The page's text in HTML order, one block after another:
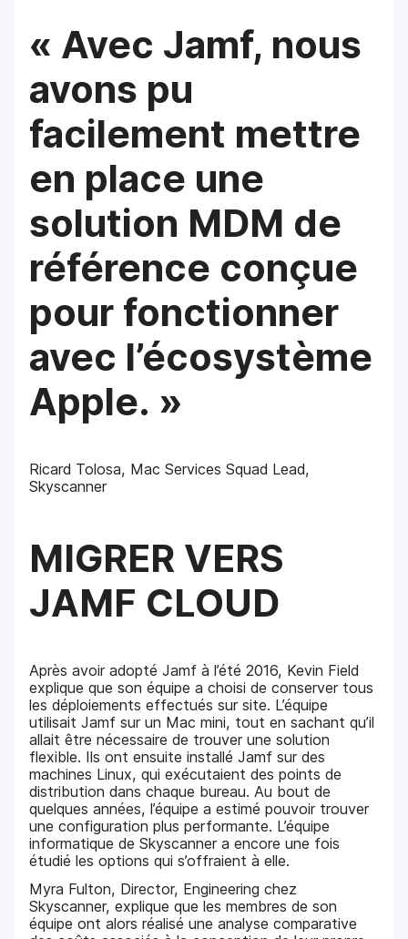
« Avec Jamf, nous
avons pu
facilement mettre
en place une
solution MDM de
référence conçue
pour fonctionner
avec l’écosystème
Apple. »
Ricard Tolosa, Mac Services Squad Lead,
Skyscanner
MIGRER VERS
JAMF CLOUD
Après avoir adopté Jamf à l’été 2016, Kevin Field
explique que son équipe a choisi de conserver tous
les déploiements effectués sur site. L’équipe
utilisait Jamf sur un Mac mini, tout en sachant qu’il
allait être nécessaire de trouver une solution
flexible. Ils ont ensuite installé Jamf sur des
machines Linux, qui exécutaient des points de
distribution dans chaque bureau. Au bout de
quelques années, l’équipe a estimé pouvoir trouver
une configuration plus performante. L’équipe
informatique de Skyscanner a encore une fois
étudié les options qui s’offraient à elle.
Myra Fulton, Director, Engineering chez
Skyscanner, explique que les membres de son
équipe ont alors réalisé une analyse comparative